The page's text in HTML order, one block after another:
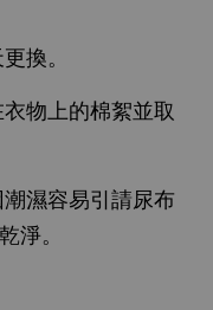
換。
物上的棉絮並取
濕容易引請尿布
淨。